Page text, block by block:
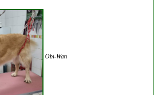
Obi-Wan